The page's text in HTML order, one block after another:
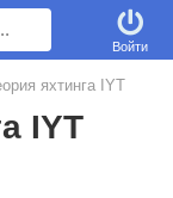
Войти
яхтинга IYT
IYT